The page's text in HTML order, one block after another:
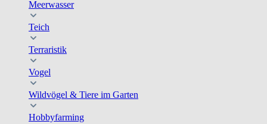
Meerwasser
Teich
Terraristik
Vogel
Wildvögel & Tiere im Garten
Hobbyfarming